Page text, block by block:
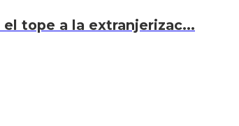
tope a la extranjerizac...